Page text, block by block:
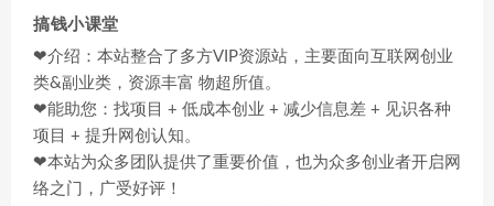
搞钱小课堂
❤介绍：本站整合了多方VIP资源站，主要面向互联网创业
类&副业类，资源丰富 物超所值。
❤能助您：找项目 + 低成本创业 + 减少信息差 + 见识各种
项目 + 提升网创认知。
❤本站为众多团队提供了重要价值，也为众多创业者开启网
络之门，广受好评！